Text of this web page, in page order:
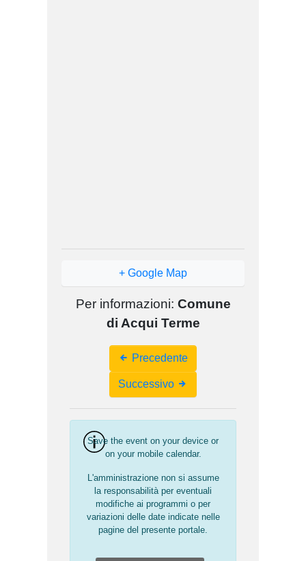
+ Google Map
Per informazioni: Comune
di Acqui Terme
Navigation
Precedente
Successivo
Save the event on your device or
on your mobile calendar.
L'amministrazione non si assume
la responsabilità per eventuali
modifiche ai programmi o per
variazioni delle date indicate nelle
pagine del presente portale.